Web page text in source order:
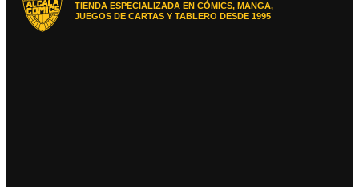
TIENDA ESPECIALIZADA EN CÓMICS, MANGA,
JUEGOS DE CARTAS Y TABLERO DESDE 1995